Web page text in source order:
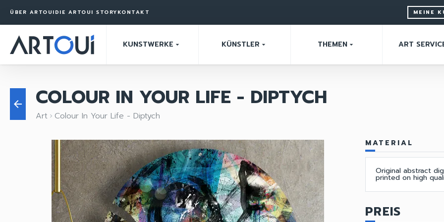
ÜBER ARTOUI DIE ARTOUI STORY KONTAKT MEINE
KUNSTWERKE arrow_drop_down KÜNSTLER arrow_drop_down THEMEN arrow_drop_down ART
arrow_back COLOUR IN YOUR LIFE - DIPTYCH
Art keyboard_arrow_right Colour In Your Life - Diptych
MATERIAL
Original abstract
printed on high
PREIS